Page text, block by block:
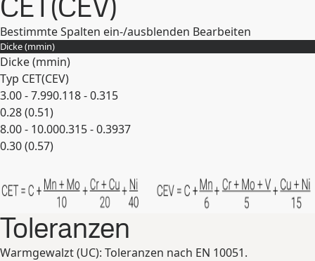
CET(CEV)
Bestimmte Spalten ein-/ausblenden Bearbeiten
Dicke (mmin)
Dicke (mmin)
Typ CET(CEV)
3.00 - 7.990.118 - 0.315
0.28 (0.51)
8.00 - 10.000.315 - 0.3937
0.30 (0.57)
Toleranzen
Warmgewalzt (UC): Toleranzen nach EN 10051.